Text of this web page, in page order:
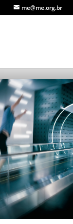
me@me.org.br